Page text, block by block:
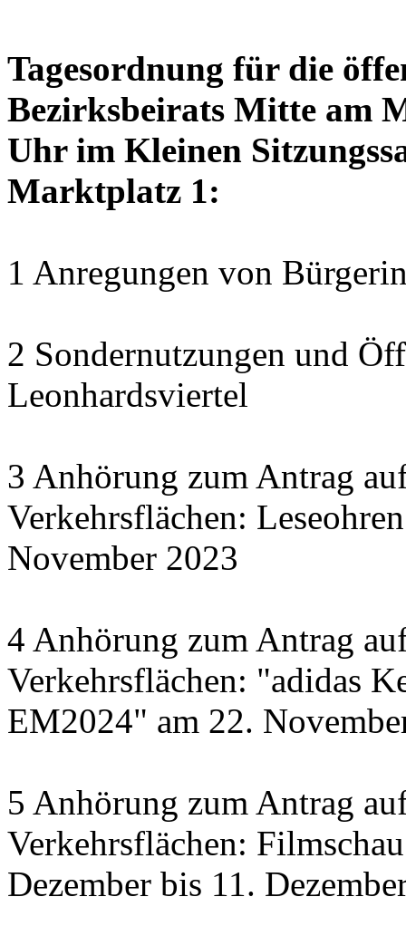
Tagesordnung für die
Bezirksbeirats Mitte am
Uhr im Kleinen
Marktplatz 1:
1 Anregungen von
2 Sondernutzungen und
Leonhardsviertel
3 Anhörung zum Antrag
Verkehrsflächen:
November 2023
4 Anhörung zum Antrag
Verkehrsflächen: "adidas
EM2024" am 22.
5 Anhörung zum Antrag
Verkehrsflächen:
Dezember bis 11.